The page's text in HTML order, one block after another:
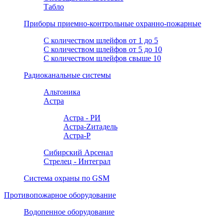
Табло
Приборы приемно-контрольные охранно-пожарные
С количеством шлейфов от 1 до 5
С количеством шлейфов от 5 до 10
С количеством шлейфов свыше 10
Радиоканальные системы
Альтоника
Астра
Астра - РИ
Астра-Zитадель
Астра-Р
Сибирский Арсенал
Стрелец - Интеграл
Система охраны по GSM
Противопожарное оборудование
Водопенное оборудование